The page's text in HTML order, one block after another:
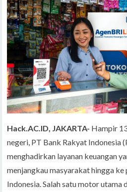
Hack.AC.ID, JAKARTA- Hampir
negeri, PT Bank Rakyat Indonesia
menghadirkan layanan keuangan
menjangkau masyarakat hingga
Indonesia. Salah satu motor utama